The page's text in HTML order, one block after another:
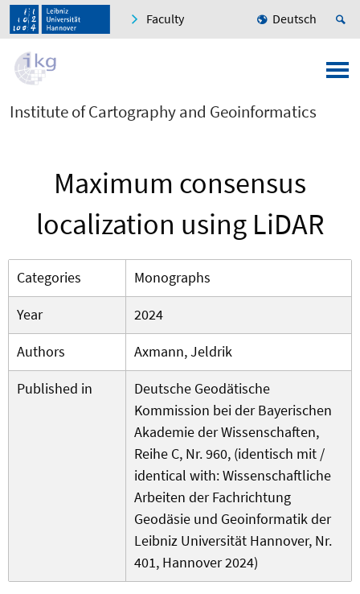
Faculty Deutsch
Institute of Cartography and Geoinformatics
Maximum consensus
localization using LiDAR
Categories
Monographs
Year
2024
Authors
Axmann, Jeldrik
Published in
Deutsche Geodätische
Kommission bei der Bayerischen
Akademie der Wissenschaften,
Reihe C, Nr. 960, (identisch mit /
identical with: Wissenschaftliche
Arbeiten der Fachrichtung
Geodäsie und Geoinformatik der
Leibniz Universität Hannover, Nr.
401, Hannover 2024)